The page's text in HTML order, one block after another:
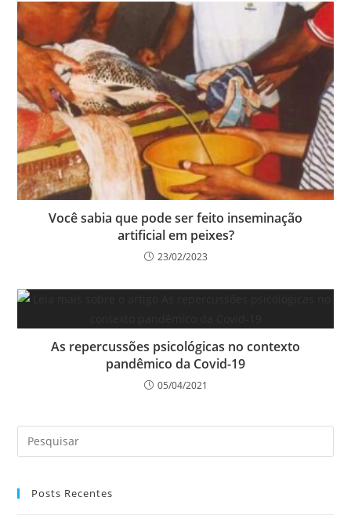
Você sabia que pode ser feito inseminação
artificial em peixes?
23/02/2023
As repercussões psicológicas no contexto
pandêmico da Covid-19
05/04/2021
Posts Recentes